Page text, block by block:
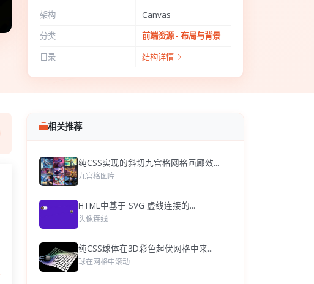
架构
Canvas
分类
前端资源 - 布局与背景
目录
结构详情
相关推荐
纯CSS实现的斜切九宫格网格画廊效...
九宫格图库
HTML中基于 SVG 虚线连接的...
头像连线
纯CSS球体在3D彩色起伏网格中来...
球在网格中滚动